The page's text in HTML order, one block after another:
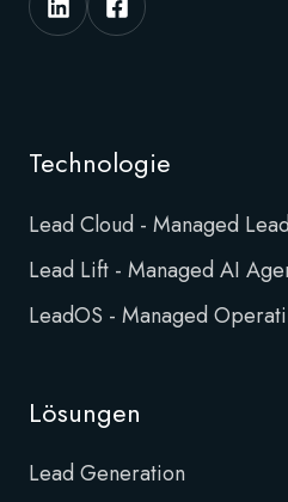
Technologie
Lead Cloud - Managed
Lead Lift - Managed AI
LeadOS - Managed
Lösungen
Lead Generation